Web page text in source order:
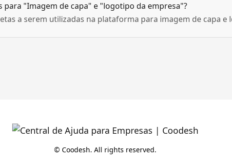
para "Imagem de capa" e "logotipo da empresa"?
a serem utilizadas na plataforma para imagem de capa e
© Coodesh. All rights reserved.